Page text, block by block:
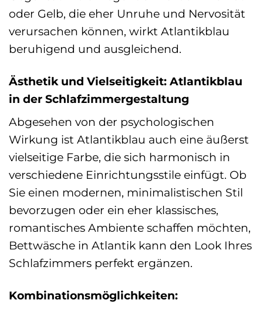
oder Gelb, die eher Unruhe und Nervosität
verursachen können, wirkt Atlantikblau
beruhigend und ausgleichend.
Ästhetik und Vielseitigkeit: Atlantikblau
in der Schlafzimmergestaltung
Abgesehen von der psychologischen
Wirkung ist Atlantikblau auch eine äußerst
vielseitige Farbe, die sich harmonisch in
verschiedene Einrichtungsstile einfügt. Ob
Sie einen modernen, minimalistischen Stil
bevorzugen oder ein eher klassisches,
romantisches Ambiente schaffen möchten,
Bettwäsche in Atlantik kann den Look Ihres
Schlafzimmers perfekt ergänzen.
Kombinationsmöglichkeiten: